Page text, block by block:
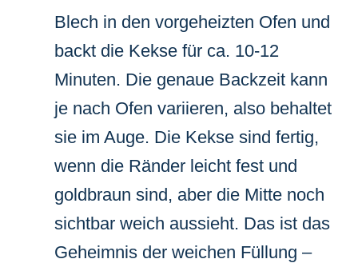
Blech in den vorgeheizten Ofen und
backt die Kekse für ca. 10-12
Minuten. Die genaue Backzeit kann
je nach Ofen variieren, also behaltet
sie im Auge. Die Kekse sind fertig,
wenn die Ränder leicht fest und
goldbraun sind, aber die Mitte noch
sichtbar weich aussieht. Das ist das
Geheimnis der weichen Füllung –